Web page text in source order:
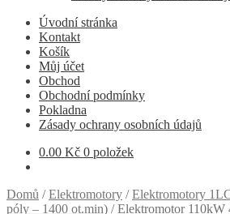
Úvodní stránka
Kontakt
Košík
Můj účet
Obchod
Obchodní podmínky
Pokladna
Zásady ochrany osobních údajů
0.00 Kč 0 položek
Domů /Elektromotory /Elektromotory
póly – 1400 ot.min) /Elektromotor